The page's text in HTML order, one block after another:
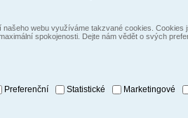
našeho webu využíváme takzvané cookies.
spokojenosti. Dejte nám vědět o svých
Preferenční Statistické Marketingové